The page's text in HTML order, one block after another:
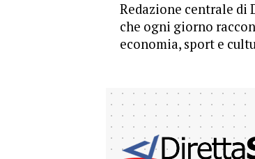
Redazione centrale
che ogni giorno
economia, sport e